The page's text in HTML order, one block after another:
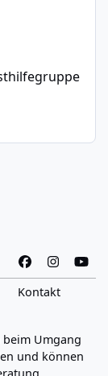
a
b
o
n
s
a
g
o
u
b
Kontakt
Umgang
und können